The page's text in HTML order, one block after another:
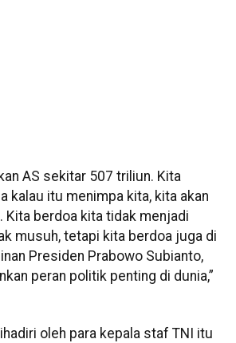
AS sekitar 507 triliun. Kita
kalau itu menimpa kita, kita akan
Kita berdoa kita tidak menjadi
musuh, tetapi kita berdoa juga di
Presiden Prabowo Subianto,
peran politik penting di dunia,”
oleh para kepala staf TNI itu